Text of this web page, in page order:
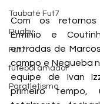
Taubaté Fut7
Rugby
Fut7
futebol amador
Paratletismo
Com os
Ermínio e
entradas de
campo e Negueba
equipe de Ivan
primeiro tempo,